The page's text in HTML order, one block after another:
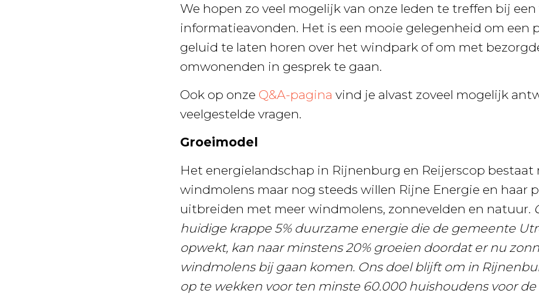
We hopen zo veel mogelijk van onze leden te treffen bij een
informatieavonden. Het is een mooie gelegenheid om een
geluid te laten horen over het windpark of om met
omwonenden in gesprek te gaan.
Ook op onze Q&A-pagina vind je alvast zoveel mogelijk
veelgestelde vragen.
Groeimodel
Het energielandschap in Rijnenburg en Reijerscop bestaat
windmolens maar nog steeds willen Rijne Energie en haar
uitbreiden met meer windmolens, zonnevelden en natuur.
huidige krappe 5% duurzame energie die de gemeente
opwekt, kan naar minstens 20% groeien doordat er nu
windmolens bij gaan komen. Ons doel blijft om in
op te wekken voor ten minste 60.000 huishoudens voor de